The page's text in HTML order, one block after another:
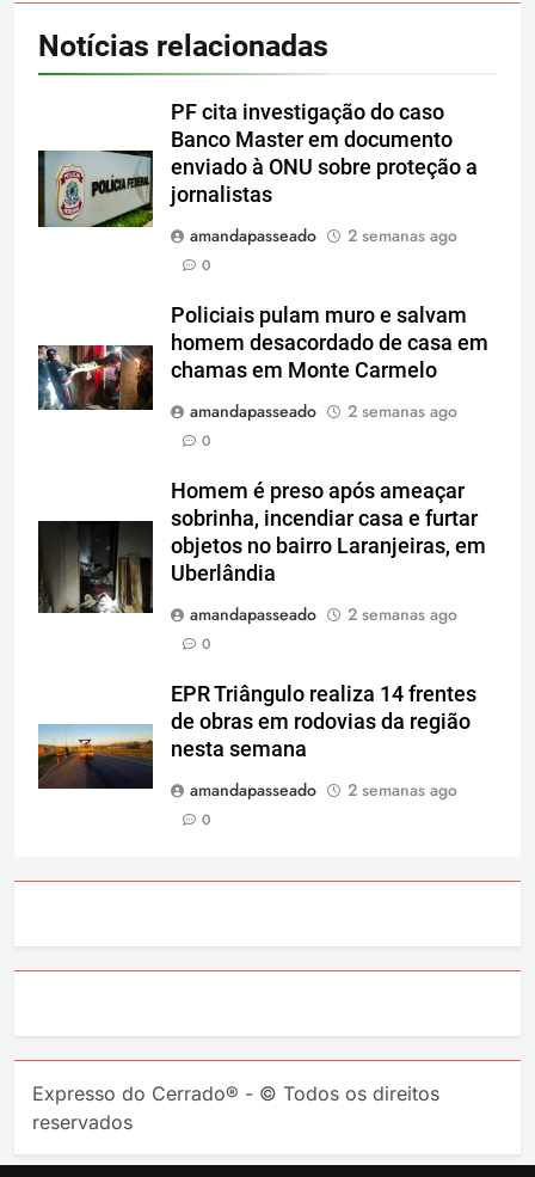
Notícias relacionadas
PF cita investigação do caso
Banco Master em documento
enviado à ONU sobre proteção a
jornalistas
amandapasseado
2 semanas ago
0
Policiais pulam muro e salvam
homem desacordado de casa em
chamas em Monte Carmelo
amandapasseado
2 semanas ago
0
Homem é preso após ameaçar
sobrinha, incendiar casa e furtar
objetos no bairro Laranjeiras, em
Uberlândia
amandapasseado
2 semanas ago
0
EPR Triângulo realiza 14 frentes
de obras em rodovias da região
nesta semana
amandapasseado
2 semanas ago
0
Expresso do Cerrado® - © Todos os direitos
reservados